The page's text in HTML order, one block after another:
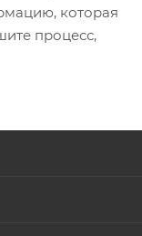
которая
процесс,